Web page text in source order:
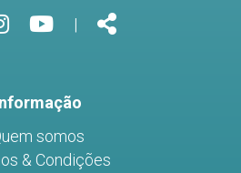
PáginaPágina
| Share
somos
& Condições